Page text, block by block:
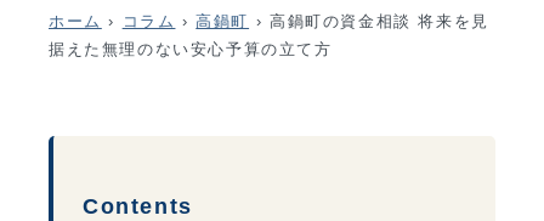
ホーム › コラム › 高鍋町 › 高鍋町の資金相談 将来を見
据えた無理のない安心予算の立て方
Contents